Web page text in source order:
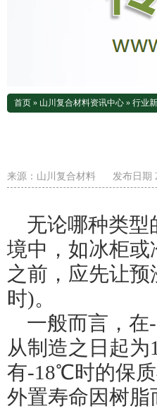
首页 » 山川复合材料资讯中心 » 行业
来源： 山川复合材料 发布日期
无论哪种类
境中，如冰柜
之前，应先让
时)。
一般而言，
从制造之日起
有-18℃时的保
外置寿命因树